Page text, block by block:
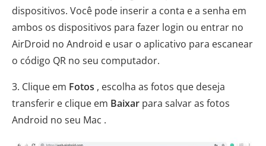
dispositivos. Você pode inserir a conta e a senha em
ambos os dispositivos para fazer login ou entrar no
AirDroid no Android e usar o aplicativo para escanear
o código QR no seu computador.
3. Clique em Fotos , escolha as fotos que deseja
transferir e clique em Baixar para salvar as fotos
Android no seu Mac .